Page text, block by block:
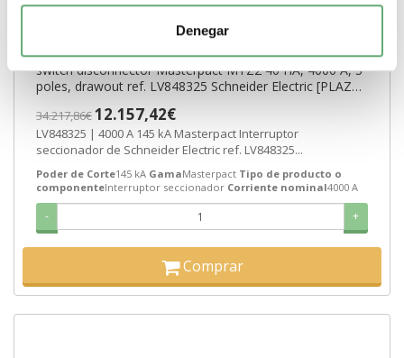
Denegar
switch disconnector Masterpact MTZ2 40 HA, 4000 A, 3
poles, drawout ref. LV848325 Schneider Electric [PLAZO
34.217,86€12.157,42€
LV848325 | 4000 A 145 kA Masterpact Interruptor
seccionador de Schneider Electric ref. LV848325...
Poder de Corte145 kA GamaMasterpact Tipo de producto o
componenteInterruptor seccionador Corriente nominal4000 A
- +
Comprar